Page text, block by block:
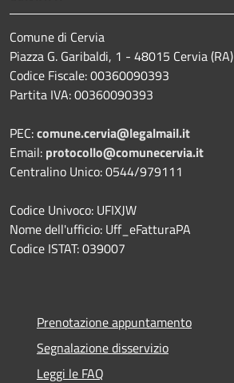
Comune di Cervia
Piazza G. Garibaldi, 1 - 48015 Cervia (RA)
Codice Fiscale: 00360090393
Partita IVA: 00360090393
PEC:comune.cervia@legalmail.it
Email: protocollo@comunecervia.it
Centralino Unico: 0544/979111
Codice Univoco: UFIXJW
Nome dell'ufficio: Uff_eFatturaPA
Codice ISTAT: 039007
Prenotazione appuntamento
Segnalazione disservizio
Leggi le FAQ